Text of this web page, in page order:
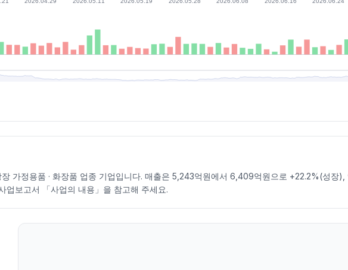
0.49 67803
2.18 161464
-2.9265181
6.87
198213
-7.44103093
821000.00
장 가정용품 · 화장품 업종 기업입니다. 매출은 5,243억원에서 6,409억원으로 +22.2%(성
업보고서 「사업의 내용」을 참고해 주세요.